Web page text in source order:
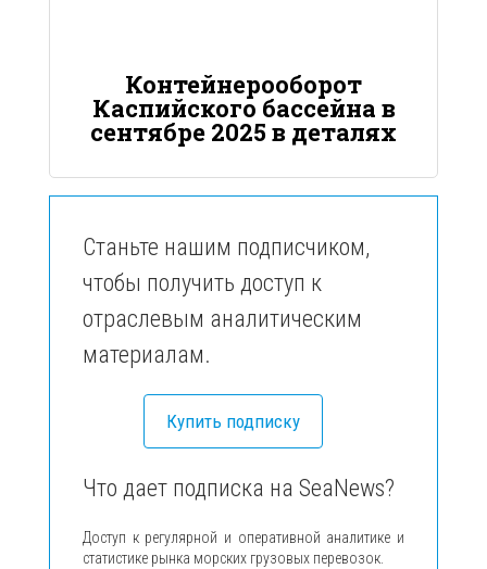
Контейнерооборот
Каспийского бассейна в
сентябре 2025 в деталях
Станьте нашим подписчиком,
чтобы получить доступ к
отраслевым аналитическим
материалам.
Купить подписку
Что дает подписка на SeaNews?
Доступ к регулярной и оперативной аналитике и
статистике рынка морских грузовых перевозок.